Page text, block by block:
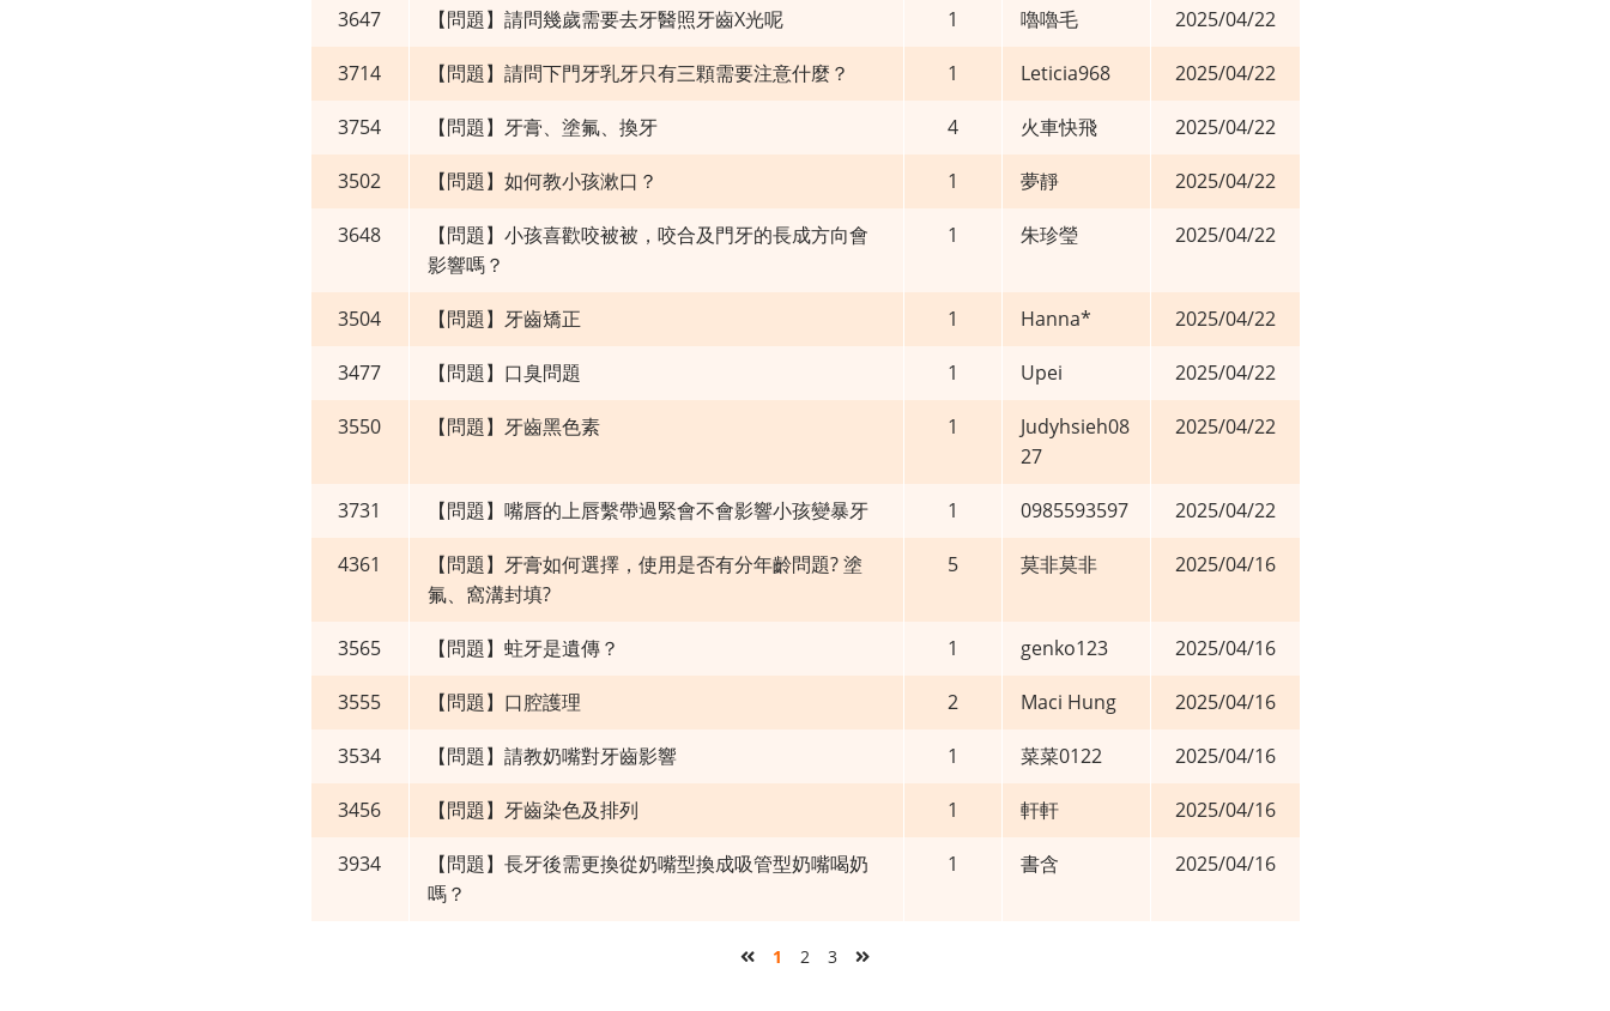
3647 【問題】請問幾歲需要去牙醫照牙齒X光呢 1 嚕嚕毛 2025/04/22
3714 【問題】請問下門牙乳牙只有三顆需要注意什麼？ 1 Leticia968 2025/04/22
3754 【問題】牙膏、塗氟、換牙 4 火車快飛 2025/04/22
3502 【問題】如何教小孩漱口？ 1 夢靜 2025/04/22
3648
【問題】小孩喜歡咬被被，咬合及門牙的長成方向會
影響嗎？
1 朱珍瑩 2025/04/22
3504 【問題】牙齒矯正 1 Hanna* 2025/04/22
3477 【問題】口臭問題 1 Upei 2025/04/22
3550 【問題】牙齒黑色素 1
Judyhsieh08
27
2025/04/22
3731 【問題】嘴唇的上唇繫帶過緊會不會影響小孩變暴牙 1 0985593597 2025/04/22
4361
【問題】牙膏如何選擇，使用是否有分年齡問題? 塗
氟、窩溝封填?
5 莫非莫非 2025/04/16
3565 【問題】蛀牙是遺傳？ 1 genko123 2025/04/16
3555 【問題】口腔護理 2 Maci Hung 2025/04/16
3534 【問題】請教奶嘴對牙齒影響 1 菜菜0122 2025/04/16
3456 【問題】牙齒染色及排列 1 軒軒 2025/04/16
3934
【問題】長牙後需更換從奶嘴型換成吸管型奶嘴喝奶
嗎？
1 書含 2025/04/16
第一頁
1 2 3 最末頁